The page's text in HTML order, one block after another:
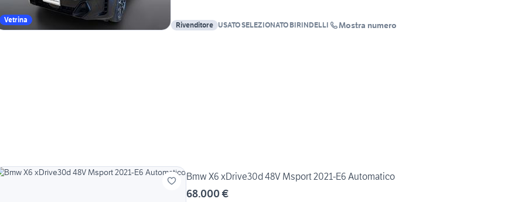
Vetrina
Rivenditore USATO SELEZIONATO BIRINDELLI Mostra numero
Bmw X6 xDrive30d 48V Msport 2021-E6 Automatico
68.000 €